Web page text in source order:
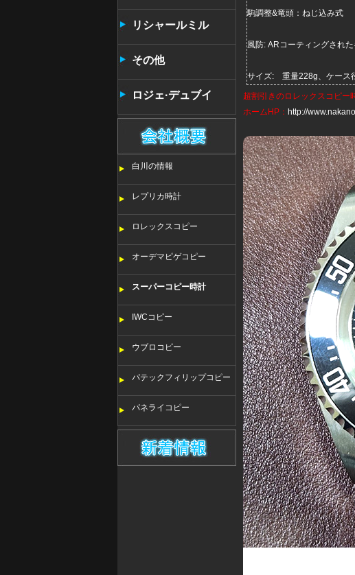
リシャールミル
その他
ロジェ·デュブイ
白川の情報
レプリカ時計
ロレックスコピー
オーデマピゲコピー
スーパーコピー時計
IWCコピー
ウブロコピー
パテックフィリップコピー
パネライコピー
駒調整&竜頭：ねじ込み式
風防: ARコーティングされ
サイズ: 重量228g、ケース
超割引きのロレックスコピー
ホームHP： http://